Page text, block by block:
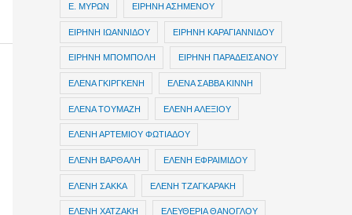
Ε. ΜΥΡΩΝ ΕΙΡΗΝΗ ΑΣΗΜΕΝΟΥ
ΕΙΡΗΝΗ ΙΩΑΝΝΙΔΟΥ ΕΙΡΗΝΗ ΚΑΡΑΓΙΑΝΝΙΔΟΥ
ΕΙΡΗΝΗ ΜΠΟΜΠΟΛΗ ΕΙΡΗΝΗ ΠΑΡΑΔΕΙΣΑΝΟΥ
ΕΛΕΝΑ ΓΚΙΡΓΚΕΝΗ ΕΛΕΝΑ ΣΑΒΒΑ ΚΙΝΝΗ
ΕΛΕΝΑ ΤΟΥΜΑΖΗ ΕΛΕΝΗ ΑΛΕΞΙΟΥ
ΕΛΕΝΗ ΑΡΤΕΜΙΟΥ ΦΩΤΙΑΔΟΥ
ΕΛΕΝΗ ΒΑΡΘΑΛΗ ΕΛΕΝΗ ΕΦΡΑΙΜΙΔΟΥ
ΕΛΕΝΗ ΣΑΚΚΑ ΕΛΕΝΗ ΤΖΑΓΚΑΡΑΚΗ
ΕΛΕΝΗ ΧΑΤΖΑΚΗ ΕΛΕΥΘΕΡΙΑ ΘΑΝΟΓΛΟΥ